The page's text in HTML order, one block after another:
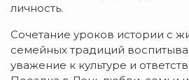
личность.
Сочетание уроков истории с
семейных традиций
уважение к культуре и